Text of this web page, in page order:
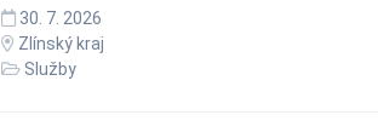
30. 7. 2026
Zlínský kraj
Služby